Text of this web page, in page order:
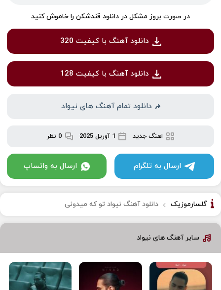
در صورت بروز مشکل در دانلود قندشکن را خاموش کنید
دانلود آهنگ با کیفیت 320
دانلود آهنگ با کیفیت 128
دانلود تمام آهنگ های نیواد
اهنگ جدید 1 آوریل 2025 0 نظر
ارسال به تلگرام ارسال به واتساپ
گلسارموزیک دانلود آهنگ نیواد تو که میدونی
سایر آهنگ های نیواد